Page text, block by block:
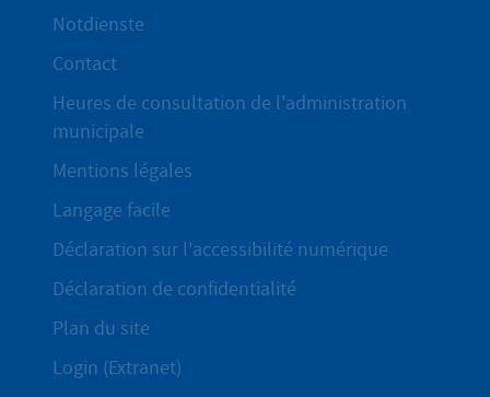
Notdienste
Contact
Heures de consultation de l'administration
municipale
Mentions légales
Langage facile
Déclaration sur l'accessibilité numérique
Déclaration de confidentialité
Plan du site
Login (Extranet)